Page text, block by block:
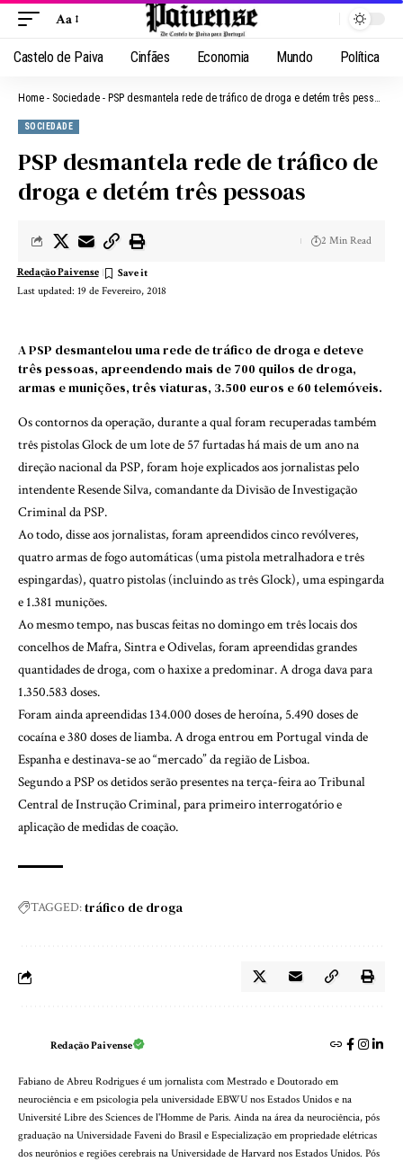
Aa
Castelo de Paiva Cinfães Economia Mundo Política
Home - Sociedade - PSP desmantela rede de tráfico de droga e detém três pessoas
SOCIEDADE
PSP desmantela rede de tráfico de
droga e detém três pessoas
Last updated: 19 de Fevereiro, 2018
Redação Paivense
2 Min Read
A PSP desmantelou uma rede de tráfico de droga e deteve
três pessoas, apreendendo mais de 700 quilos de droga,
armas e munições, três viaturas, 3.500 euros e 60 telemóveis.
Os contornos da operação, durante a qual foram recuperadas também
três pistolas Glock de um lote de 57 furtadas há mais de um ano na
direção nacional da PSP, foram hoje explicados aos jornalistas pelo
intendente Resende Silva, comandante da Divisão de Investigação
Criminal da PSP.
Ao todo, disse aos jornalistas, foram apreendidos cinco revólveres,
quatro armas de fogo automáticas (uma pistola metralhadora e três
espingardas), quatro pistolas (incluindo as três Glock), uma espingarda
e 1.381 munições.
Ao mesmo tempo, nas buscas feitas no domingo em três locais dos
concelhos de Mafra, Sintra e Odivelas, foram apreendidas grandes
quantidades de droga, com o haxixe a predominar. A droga dava para
1.350.583 doses.
Foram ainda apreendidas 134.000 doses de heroína, 5.490 doses de
cocaína e 380 doses de liamba. A droga entrou em Portugal vinda de
Espanha e destinava-se ao “mercado” da região de Lisboa.
Segundo a PSP os detidos serão presentes na terça-feira ao Tribunal
Central de Instrução Criminal, para primeiro interrogatório e
aplicação de medidas de coação.
TAGGED:tráfico de droga
Redação Paivense
Fabiano de Abreu Rodrigues é um jornalista com Mestrado e Doutorado em
neurociência e em psicologia pela universidade EBWU nos Estados Unidos e na
Université Libre des Sciences de l'Homme de Paris. Ainda na área da neurociência, pós
graduação na Universidade Faveni do Brasil e Especialização em propriedade elétricas
dos neurônios e regiões cerebrais na Universidade de Harvard nos Estados Unidos. Pós